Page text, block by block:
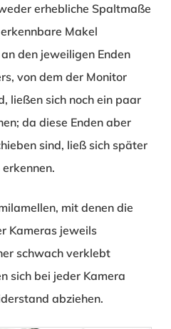
erhebliche Spaltmaße
Makel
den jeweiligen Enden
von dem der Monitor
ließen sich noch ein paar
da diese Enden aber
sind, ließ sich später
mit denen die
Kameras jeweils
schwach verklebt
sich bei jeder Kamera
abziehen.